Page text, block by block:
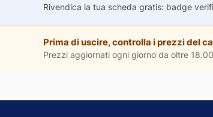
Rivendica la tua scheda gratis: badge
Prima di uscire, controlla i prezzi del
Prezzi aggiornati ogni giorno da oltre